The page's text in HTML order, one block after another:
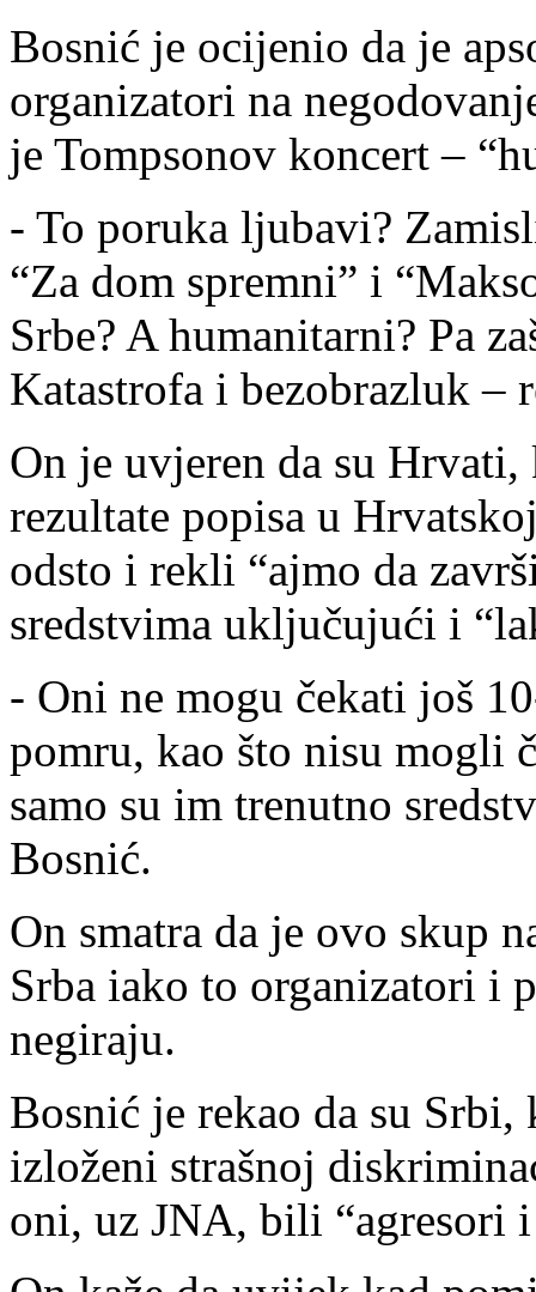
Bosnić je ocijenio da je
organizatori na
je Tompsonov koncert –
- To poruka ljubavi?
“Za dom spremni” i
Srbe? A humanitarni? Pa
Katastrofa i bezobrazluk –
On je uvjeren da su
rezultate popisa u
odsto i rekli “ajmo da
sredstvima uključujući i
- Oni ne mogu čekati još
pomru, kao što nisu mogli
samo su im trenutno
Bosnić.
On smatra da je ovo skup
Srba iako to organizatori i
negiraju.
Bosnić je rekao da su
izloženi strašnoj
oni, uz ЈNA, bili “agresori